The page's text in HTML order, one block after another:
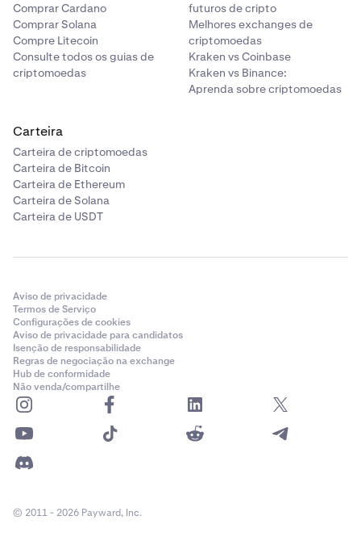
Comprar Cardano
Comprar Solana
Compre Litecoin
Consulte todos os guias de
criptomoedas
futuros de cripto
Melhores exchanges de
criptomoedas
Kraken vs Coinbase
Kraken vs Binance:
Aprenda sobre criptomoedas
Carteira
Carteira de criptomoedas
Carteira de Bitcoin
Carteira de Ethereum
Carteira de Solana
Carteira de USDT
Aviso de privacidade
Termos de Serviço
Configurações de cookies
Aviso de privacidade para candidatos
Isenção de responsabilidade
Regras de negociação na exchange
Hub de conformidade
Não venda/compartilhe
© 2011 - 2026 Payward, Inc.